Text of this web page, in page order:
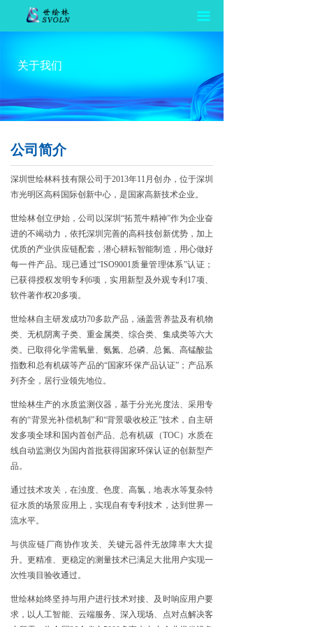
끀
公司简介
深圳世绘林科技有限公司于2013年11月创办，位于深圳
市光明区高科国际创新中心，是国家高新技术企业。
世绘林创立伊始，公司以深圳“拓荒牛精神”作为企业奋
进的不竭动力，依托深圳完善的高科技创新优势，加上
优质的产业供应链配套，潜心耕耘智能制造，用心做好
每一件产品。现已通过“ISO9001质量管理体系”认证；
已获得授权发明专利6项，实用新型及外观专利17项、
软件著作权20多项。
世绘林自主研发成功70多款产品，涵盖营养盐及有机物
类、无机阴离子类、重金属类、综合类、集成类等六大
类。已取得化学需氧量、氨氮、总磷、总氮、高锰酸盐
指数和总有机碳等产品的“国家环保产品认证”；产品系
列齐全，居行业领先地位。
世绘林生产的水质监测仪器，基于分光光度法、采用专
有的“背景光补偿机制”和“背景吸收校正”技术，自主研
发多项全球和国内首创产品、总有机碳（TOC）水质在
线自动监测仪为国内首批获得国家环保认证的创新型产
品。
通过技术攻关，在浊度、色度、高氯，地表水等复杂特
征水质的场景应用上，实现自有专利技术，达到世界一
流水平。
与供应链厂商协作攻关、关键元器件无故障率大大提
升。更精准、更稳定的测量技术已满足大批用户实现一
次性项目验收通过。
世绘林始终坚持与用户进行技术对接、及时响应用户要
求，以人工智能、云端服务、深入现场、点对点解决客
关于我们